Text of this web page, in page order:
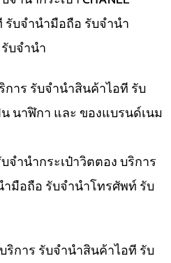
บจำนำมือถือ รับจำนำ
บจำนำ
การ รับจำนำสินค้าไอที รับ
นาฬิกา และ ของแบรนด์เนม
จำนำกระเป๋าวิตตอง บริการ
มือถือ รับจำนำโทรศัพท์ รับ
ริการ รับจำนำสินค้าไอที รับ